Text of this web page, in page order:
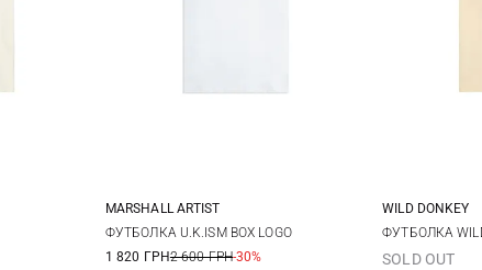
XS S M
MARSHALL ARTIST
ФУТБОЛКА U.K.ISM BOX LOGO
1 820 ГРН2 600 ГРН-30%
S
WILD DONKEY
ФУТБОЛКА WILD
SOLD OUT